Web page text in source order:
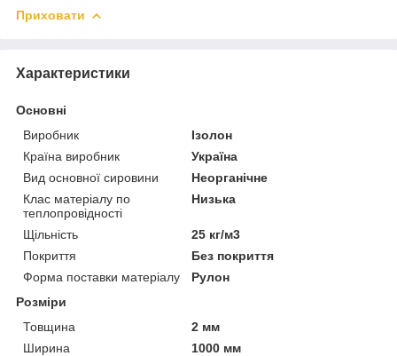
Приховати
Характеристики
Основні
Виробник
Ізолон
Країна виробник
Україна
Вид основної сировини
Неорганічне
Клас матеріалу по
теплопровідності
Низька
Щільність
25 кг/м3
Покриття
Без покриття
Форма поставки матеріалу
Рулон
Розміри
Товщина
2 мм
Ширина
1000 мм